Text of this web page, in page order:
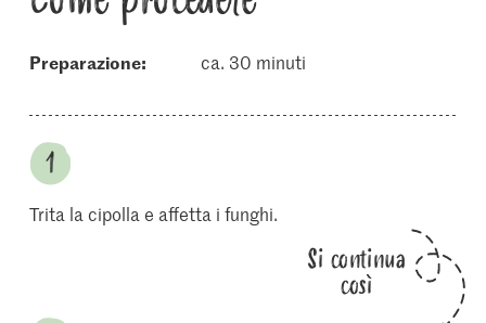
Preparazione: ca. 30 minuti
Trita la cipolla e affetta i funghi.
Si continua
così